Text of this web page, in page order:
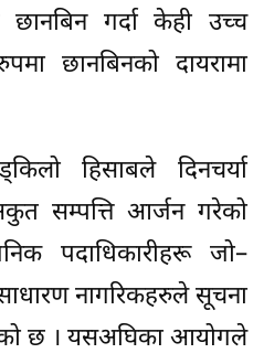
गर्दा केही उच्च
छानबिनको दायरामा
हिसाबले दिनचर्या
सम्पत्ति आर्जन गरेको
पदाधिकारीहरू जो–
नागरिकहरुले सूचना
छ । यसअघिका आयोगले